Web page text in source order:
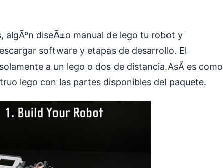
algÃºn diseÃ±o manual de lego tu robot y
software y etapas de desarrollo. El
a un lego o dos de distancia.AsÃ­ es como
lego con las partes disponibles del paquete.